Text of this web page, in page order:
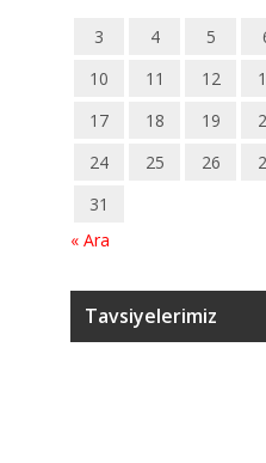
3
4 5
10
11 12
17
18 19
24
25 26
31
« Ara
Tavsiyelerimiz